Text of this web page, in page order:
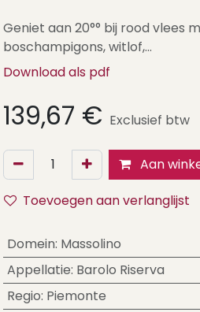
Geniet aan 20°° bij rood vlees
boschampigons, witlof,...
Download als pdf
139,67 € Exclusief btw
Aan
Toevoegen aan verlanglijst
Domein: Massolino
Appellatie: Barolo Riserva
Regio: Piemonte